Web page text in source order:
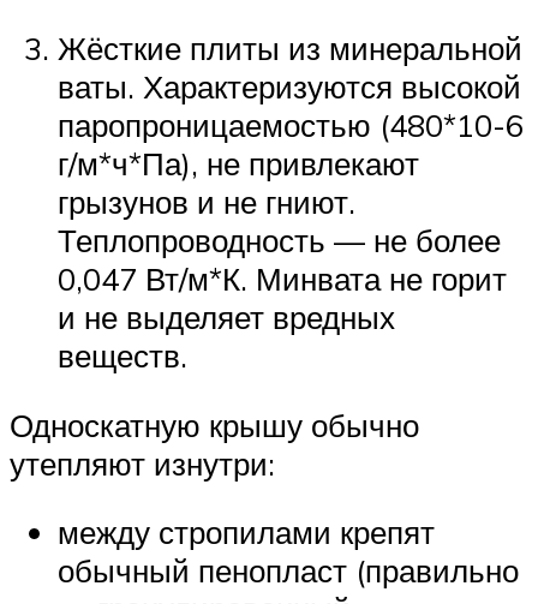
Жёсткие плиты из минеральной
ваты. Характеризуются высокой
паропроницаемостью (480*10-6
г/м*ч*Па), не привлекают
грызунов и не гниют.
Теплопроводность — не более
0,047 Вт/м*К. Минвата не горит
и не выделяет вредных
веществ.
Односкатную крышу обычно
утепляют изнутри:
между стропилами крепят
обычный пенопласт (правильно